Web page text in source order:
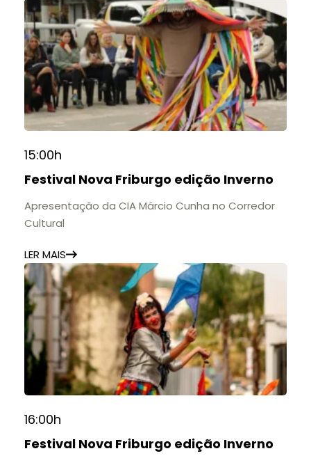
15:00h
Festival Nova Friburgo edição Inverno
Apresentação da CIA Márcio Cunha no Corredor
Cultural
LER MAIS
16:00h
Festival Nova Friburgo edição Inverno